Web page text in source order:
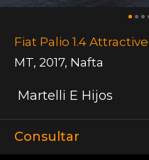
Fiat Palio 1.4
MT, 2017, Nafta
Martelli E Hijos
Consultar